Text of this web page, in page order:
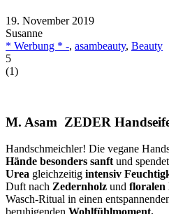
19. November 2019
Susanne
* Werbung * -, asambeauty, Beauty
5
(1)
M. Asam ZEDER
Handschmeichler! Die vegane
Hände besonders sanft und
Urea gleichzeitig intensiv
Duft nach Zedernholz und floralen
Wasch-Ritual in einen